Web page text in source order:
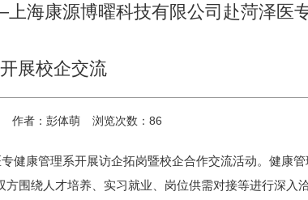
海康源博曜科技有限公司赴菏泽医
展校企交流
作者：彭体萌 浏览次数： 86
健康管理系开展访企拓岗暨校企合作交流活动。健康
围绕人才培养、实习就业、岗位供需对接等进行深入洽